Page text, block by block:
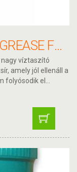
MOTOREX BIKE WHITE GREASE FEHÉR ZSÍR 100G
víztaszító
amely jól ellenáll a
folyósodik el...